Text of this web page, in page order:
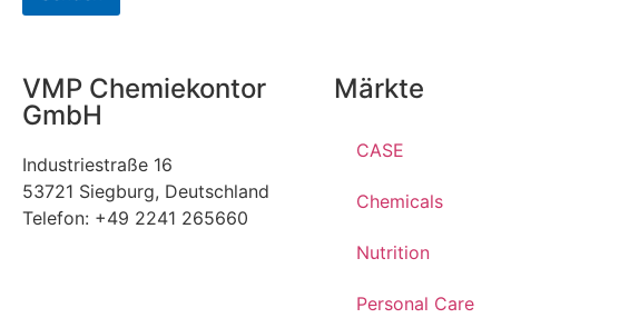
VMP Chemiekontor
GmbH
Industriestraße 16
53721 Siegburg, Deutschland
Telefon: +49 2241 265660
Märkte
CASE
Chemicals
Nutrition
Personal Care